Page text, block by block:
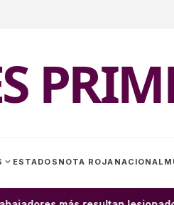
expand_more ESTADOS NOTA ROJA NACIONAL